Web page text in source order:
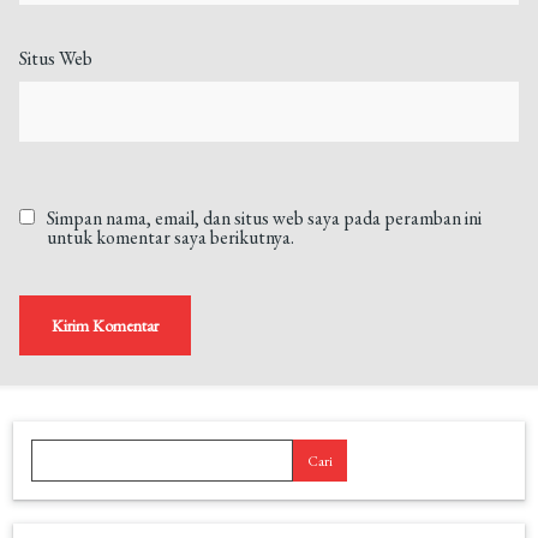
Situs Web
Simpan nama, email, dan situs web saya pada peramban ini
untuk komentar saya berikutnya.
Cari